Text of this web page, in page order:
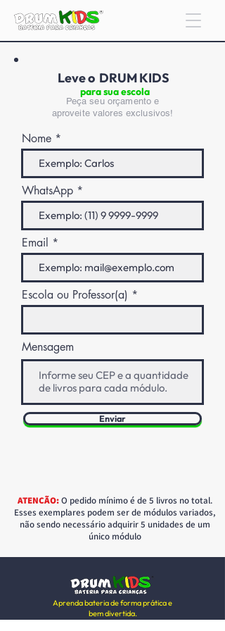
Leve o DRUM KIDS
para sua escola
Peça seu orçamento e
aproveite valores exclusivos!
Nome
WhatsApp
Email
Escola ou Professor(a)
Mensagem
Enviar
ATENÇÃO:O pedido mínimo é de 5 livros no total.
Esses exemplares podem ser de módulos variados,
não sendo necessário adquirir 5 unidades de um
único módulo
Aprenda bateria de forma prática e
bem divertida.